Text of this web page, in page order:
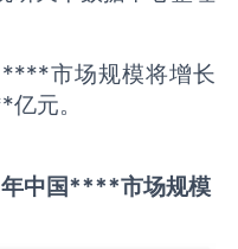
市场规模将增长
元。
中国****市场规模